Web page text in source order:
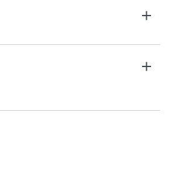
04/KM2500-KM2501-notice-